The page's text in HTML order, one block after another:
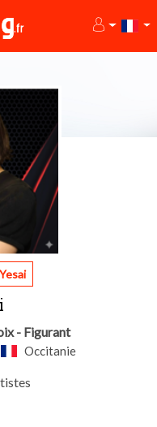
Yesai
- Figurant
Occitanie